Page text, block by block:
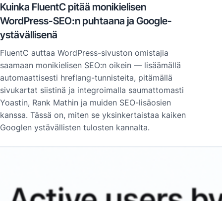
Kuinka FluentC pitää monikielisen
WordPress-SEO:n puhtaana ja Google-
ystävällisenä
FluentC auttaa WordPress-sivuston omistajia
saamaan monikielisen SEO:n oikein — lisäämällä
automaattisesti hreflang-tunnisteita, pitämällä
sivukartat siistinä ja integroimalla saumattomasti
Yoastin, Rank Mathin ja muiden SEO-lisäosien
kanssa. Tässä on, miten se yksinkertaistaa kaiken
Googlen ystävällisten tulosten kannalta.